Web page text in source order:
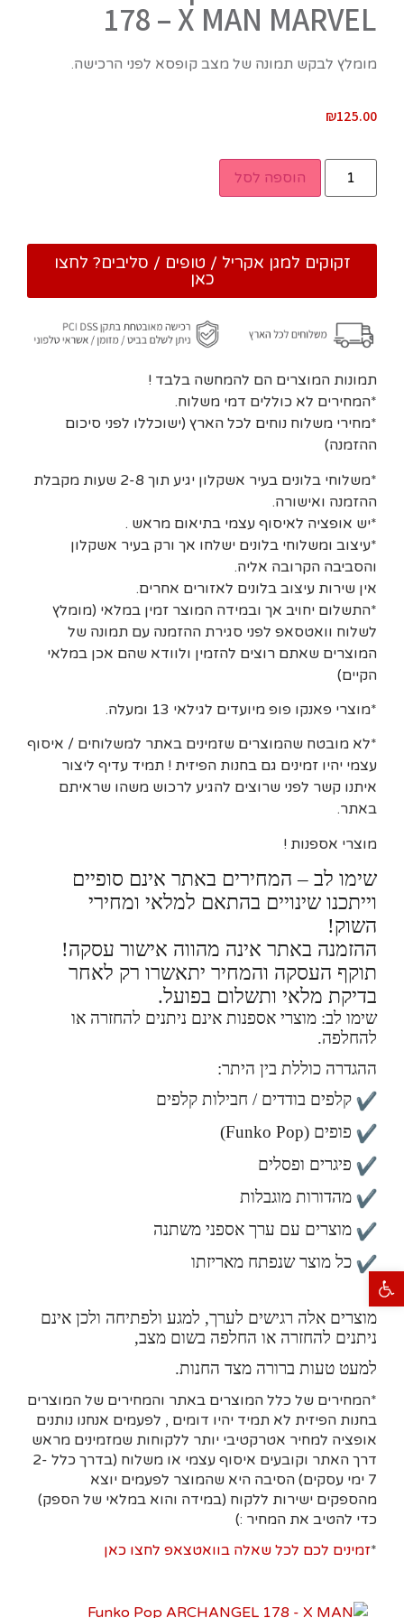
פתח סרגל נגישות
178 – X MAN MARVEL
מומלץ לבקש תמונה של מצב קופסא לפני הרכישה.
₪125.00
הוספה לסל
זקוקים למגן אקריל / טופים / סליבים? לחצו
כאן
תמונות המוצרים הם להמחשה בלבד !
*המחירים לא כוללים דמי משלוח.
*מחירי משלוח נוחים לכל הארץ (ישוכללו לפני סיכום
ההזמנה)
*משלוחי בלונים בעיר אשקלון יגיע תוך 2-8 שעות מקבלת
ההזמנה ואישורה.
*יש אופציה לאיסוף עצמי בתיאום מראש .
*עיצוב ומשלוחי בלונים ישלחו אך ורק בעיר אשקלון
והסביבה הקרובה אליה.
אין שירות עיצוב בלונים לאזורים אחרים.
*התשלום יחויב אך ובמידה המוצר זמין במלאי (מומלץ
לשלוח וואטסאפ לפני סגירת ההזמנה עם תמונה של
המוצרים שאתם רוצים להזמין ולוודא שהם אכן במלאי
הקיים)
*מוצרי פאנקו פופ מיועדים לגילאי 13 ומעלה.
*לא מובטח שהמוצרים שזמינים באתר למשלוחים / איסוף
עצמי יהיו זמינים גם בחנות הפיזית ! תמיד עדיף ליצור
איתנו קשר לפני שרוצים להגיע לרכוש משהו שראיתם
באתר.
מוצרי אספנות !
שימו לב – המחירים באתר אינם סופיים
וייתכנו שינויים בהתאם למלאי ומחירי
השוק!
ההזמנה באתר אינה מהווה אישור עסקה!
תוקף העסקה והמחיר יתאשרו רק לאחר
בדיקת מלאי ותשלום בפועל.
שימו לב: מוצרי אספנות אינם ניתנים להחזרה או
להחלפה.
ההגדרה כוללת בין היתר:
קלפים בודדים / חבילות קלפים
פופים (Funko Pop)
פיגרים ופסלים
מהדורות מוגבלות
מוצרים עם ערך אספני משתנה
כל מוצר שנפתח מאריזתו
מוצרים אלה רגישים לערך, למגע ולפתיחה ולכן אינם
ניתנים להחזרה או החלפה בשום מצב,
למעט טעות ברורה מצד החנות.
*המחירים של כלל המוצרים באתר והמחירים של המוצרים
בחנות הפיזית לא תמיד יהיו דומים , לפעמים אנחנו נותנים
אופציה למחיר אטרקטיבי יותר ללקוחות שמזמינים מראש
דרך האתר וקובעים איסוף עצמי או משלוח (בדרך כלל 2-
7 ימי עסקים)
הסיבה היא שהמוצר לפעמים יוצא
מהספקים ישירות ללקוח (במידה והוא במלאי של הספק)
כדי להטיב את המחיר :)
*זמינים לכם לכל שאלה בוואטצאפ לחצו כאן